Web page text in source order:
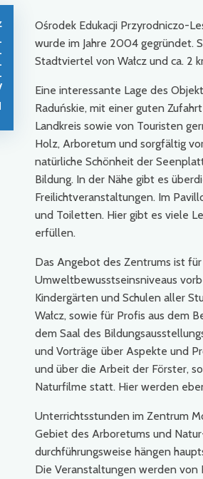
Ośrodek Edukacji Przyrodniczo-
wurde im Jahre 2004 gegründet.
Stadtviertel von Wałcz und ca. 2
Eine interessante Lage des
Raduńskie, mit einer guten
Landkreis sowie von Touristen
Holz, Arboretum und sorgfältig
natürliche Schönheit der
Bildung. In der Nähe gibt es
Freilichtveranstaltungen. Im
und Toiletten. Hier gibt es viele
erfüllen.
Das Angebot des Zentrums ist
Umweltbewusstseinsniveaus
Kindergärten und Schulen aller
Wałcz, sowie für Profis aus dem
dem Saal des
und Vorträge über Aspekte und
und über die Arbeit der Förster,
Naturfilme statt. Hier werden
Unterrichtsstunden im Zentrum
Gebiet des Arboretums und
durchführungsweise hängen
Die Veranstaltungen werden von